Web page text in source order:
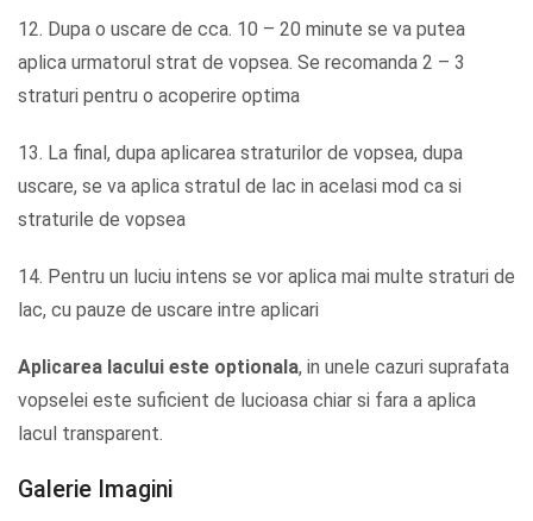
12. Dupa o uscare de cca. 10 – 20 minute se va putea
aplica urmatorul strat de vopsea. Se recomanda 2 – 3
straturi pentru o acoperire optima
13. La final, dupa aplicarea straturilor de vopsea, dupa
uscare, se va aplica stratul de lac in acelasi mod ca si
straturile de vopsea
14. Pentru un luciu intens se vor aplica mai multe straturi de
lac, cu pauze de uscare intre aplicari
Aplicarea lacului este optionala, in unele cazuri suprafata
vopselei este suficient de lucioasa chiar si fara a aplica
lacul transparent.
Galerie Imagini